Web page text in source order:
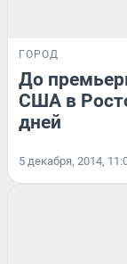
ГОРОД
До
США в
дней
5 декабря, 2014,